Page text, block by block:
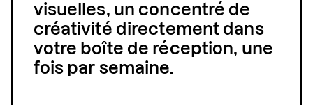
visuelles, un concentré de
créativité directement dans
votre boîte de réception, une
fois par semaine.